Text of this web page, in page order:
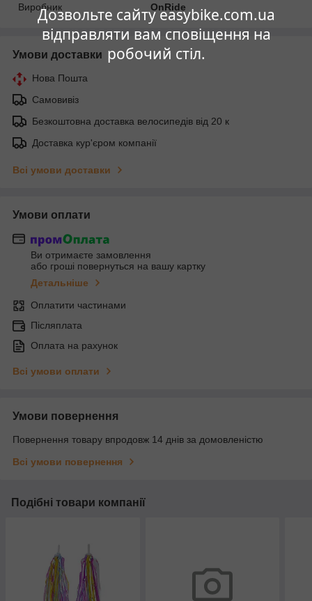
Дозвольте сайту easybike.com.ua
відправляти вам сповіщення на
робочий стіл.
Виробник
OnRide
Умови доставки
Нова Пошта
Самовивіз
Безкоштовна доставка велосипедів від 20 к
Доставка кур'єром компанії
Всі умови доставки
Умови оплати
Ви отримаєте замовлення
або гроші повернуться на вашу картку
Детальніше
Оплатити частинами
Післяплата
Оплата на рахунок
Всі умови оплати
Умови повернення
Повернення товару впродовж 14 днів за домовленістю
Всі умови повернення
Подібні товари компанії